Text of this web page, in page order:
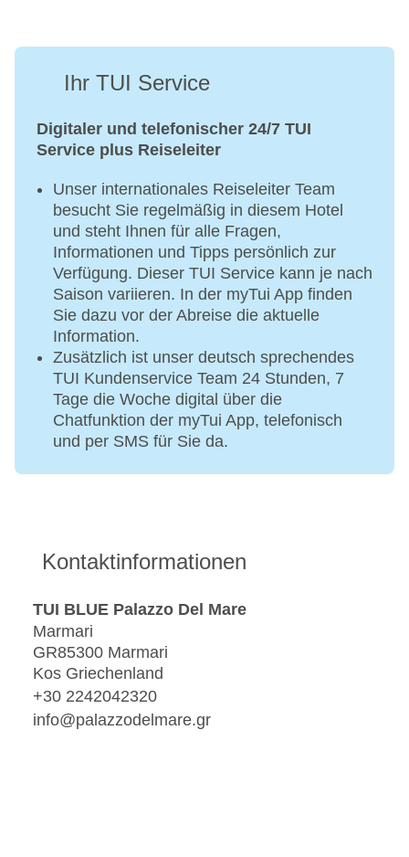
Ihr TUI Service
Digitaler und telefonischer 24/7 TUI
Service plus Reiseleiter
Unser internationales Reiseleiter Team
besucht Sie regelmäßig in diesem Hotel
und steht Ihnen für alle Fragen,
Informationen und Tipps persönlich zur
Verfügung. Dieser TUI Service kann je nach
Saison variieren. In der myTui App finden
Sie dazu vor der Abreise die aktuelle
Information.
Zusätzlich ist unser deutsch sprechendes
TUI Kundenservice Team 24 Stunden, 7
Tage die Woche digital über die
Chatfunktion der myTui App, telefonisch
und per SMS für Sie da.
Kontaktinformationen
TUI BLUE Palazzo Del Mare
Marmari
GR85300 Marmari
Kos Griechenland
+30 2242042320
info@palazzodelmare.gr